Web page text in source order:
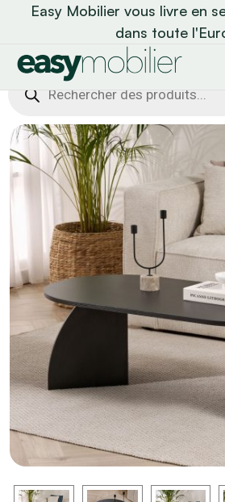
Easy Mobilier vous livre en
dans toute
Recherche
de